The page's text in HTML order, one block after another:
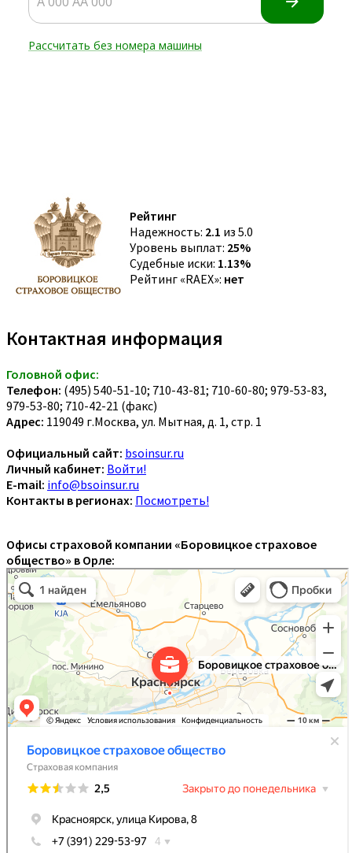
Рейтинг
Надежность: 2.1 из 5.0
Уровень выплат: 25%
Судебные иски: 1.13%
Рейтинг «RAEX»: нет
Контактная информация
Головной офис:
Телефон: (495) 540-51-10; 710-43-81; 710-60-80; 979-53-83,
979-53-80; 710-42-21 (факс)
Адрес: 119049 г.Москва, ул. Мытная, д. 1, стр. 1
Официальный сайт: bsoinsur.ru
Личный кабинет: Войти!
E-mail: info@bsoinsur.ru
Контакты в регионах: Посмотреть!
Офисы страховой компании «Боровицкое страховое
общество» в Орле: